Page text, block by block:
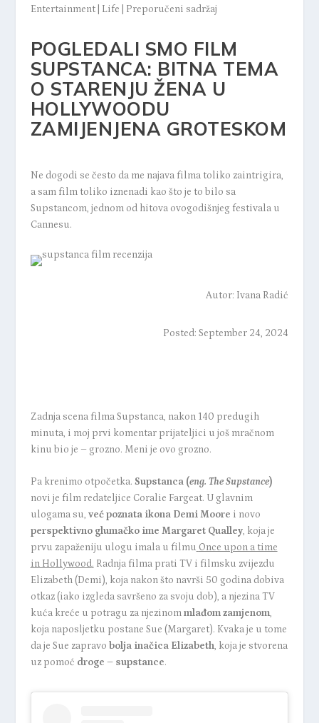
Entertainment| Life Preporučeni sadržaj
POGLEDALI SMO FILM
SUPSTANCA: BITNA TEMA
O STARENJU ŽENA U
HOLLYWOODU
ZAMIJENJENA GROTESKOM
Ne dogodi se često da me najava filma toliko zaintrigira,
a sam film toliko iznenadi kao što je to bilo sa
Supstancom, jednom od hitova ovogodišnjeg festivala u
Cannesu.
Autor: Ivana Radić
Posted: September 24, 2024
Zadnja scena filma Supstanca, nakon 140 predugih
minuta, i moj prvi komentar prijateljici u još mračnom
kinu bio je – grozno. Meni je ovo grozno.
Pa krenimo otpočetka. Supstanca (eng. The Supstance)
novi je film redateljice Coralie Fargeat. U glavnim
ulogama su, već poznata ikona Demi Moore i novo
perspektivno glumačko ime Margaret Qualley, koja je
prvu zapaženiju ulogu imala u filmu Once upon a time
in Hollywood. Radnja filma prati TV i filmsku zvijezdu
Elizabeth (Demi), koja nakon što navrši 50 godina dobiva
otkaz (iako izgleda savršeno za svoju dob), a njezina TV
kuća kreće u potragu za njezinommlađom zamjenom,
koja naposljetku postane Sue (Margaret). Kvaka je u tome
da je Sue zapravo bolja inačica Elizabeth, koja je stvorena
uz pomoć droge – supstance.